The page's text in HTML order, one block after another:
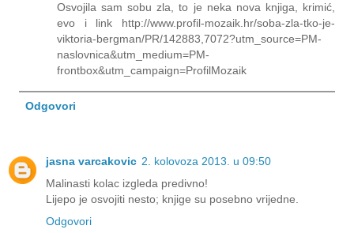
Osvojila sam sobu zla, to je neka nova knjiga, krimić,
evo i link http://www.profil-mozaik.hr/soba-zla-tko-je-
viktoria-bergman/PR/142883,7072?utm_source=PM-
naslovnica&utm_medium=PM-
frontbox&utm_campaign=ProfilMozaik
Odgovori
jasna varcakovic 2. kolovoza 2013. u 09:50
Malinasti kolac izgleda predivno!
Lijepo je osvojiti nesto; knjige su posebno vrijedne.
Odgovori